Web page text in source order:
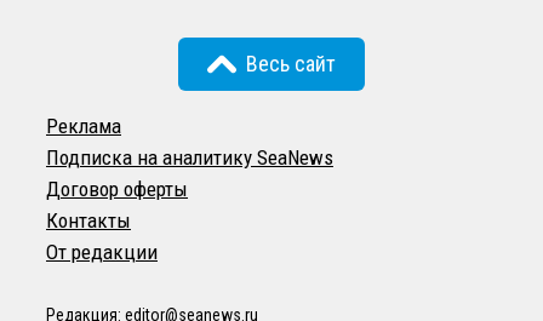
Весь сайт
Реклама
Подписка на аналитику SeaNews
Договор оферты
Контакты
От редакции
Редакция: editor@seanews.ru